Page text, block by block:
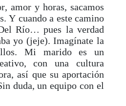
amor y horas, sacamos
Y cuando a este camino
Río… pues la verdad
yo (jeje). Imagínate la
Mi marido es un
con una cultura
así que su aportación
duda, un equipo con el